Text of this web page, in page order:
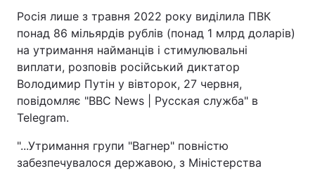
Росія лише з травня 2022 року виділила ПВК
понад 86 мільярдів рублів (понад 1 млрд доларів)
на утримання найманців і стимулювальні
виплати, розповів російський диктатор
Володимир Путін у вівторок, 27 червня,
повідомляє "BBC News | Русская служба" в
Telegram.
"...Утримання групи "Вагнер" повністю
забезпечувалося державою, з Міністерства